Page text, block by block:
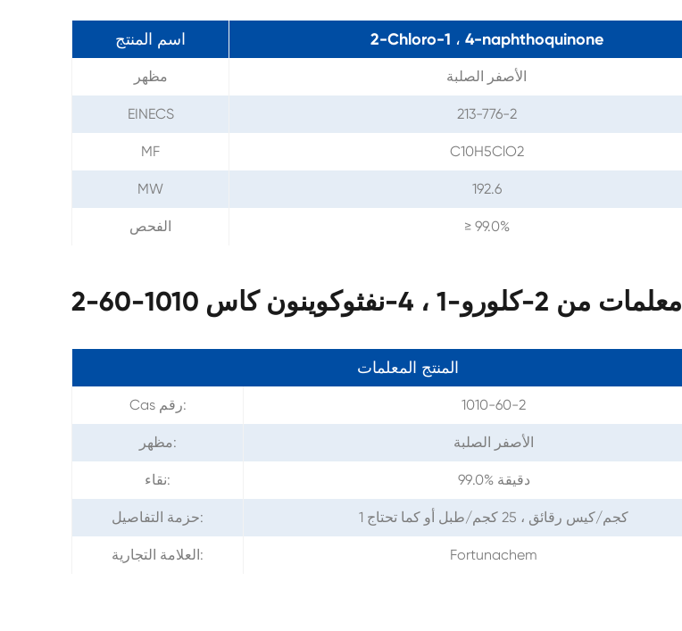
اسم المنتج 2-Chloro-1 ، 4-naphthoquinone
مظهر الأصفر الصلبة
EINECS 213-776-2
MF C10H5ClO2
MW 192.6
الفحص ≥ 99.0%
معلمات من 2-كلورو-1 ، 4-نفثوكوينون كاس 1010-60-2
المنتج المعلمات
Cas رقم: 1010-60-2
مظهر: الأصفر الصلبة
نقاء: 99.0% دقيقة
حزمة التفاصيل: 1 كجم/كيس رقائق ، 25 كجم/طبل أو كما تحتاج
العلامة التجارية: Fortunachem